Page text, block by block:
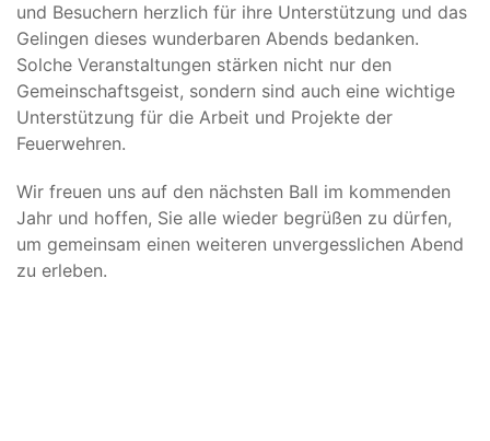
und Besuchern herzlich für ihre Unterstützung und das
Gelingen dieses wunderbaren Abends bedanken.
Solche Veranstaltungen stärken nicht nur den
Gemeinschaftsgeist, sondern sind auch eine wichtige
Unterstützung für die Arbeit und Projekte der
Feuerwehren.
Wir freuen uns auf den nächsten Ball im kommenden
Jahr und hoffen, Sie alle wieder begrüßen zu dürfen,
um gemeinsam einen weiteren unvergesslichen Abend
zu erleben.